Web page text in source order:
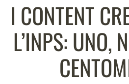
I CONTENT
L’INPS: UNO,